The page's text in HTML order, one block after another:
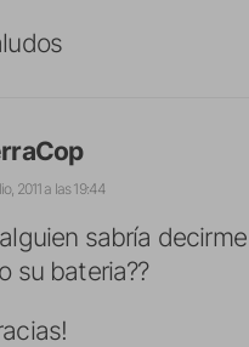
2011 a las 19:44
sabría
su bateria??